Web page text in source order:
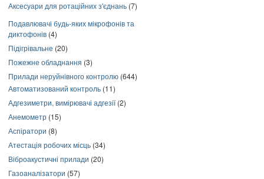
Аксесуари для ротаційних з'єднань (7)
Подавлювачі будь-яких мікрофонів та
диктофонів (4)
Підігрівальне (20)
Пожежне обладнання (3)
Прилади неруйнівного контролю (644)
Автоматизований контроль (11)
Адгезиметри, вимірювачі адгезії(2)
Анемометр (15)
Аспіратори (8)
Атестація робочих місць (34)
Віброакустичні прилади (20)
Газоаналізатори (57)